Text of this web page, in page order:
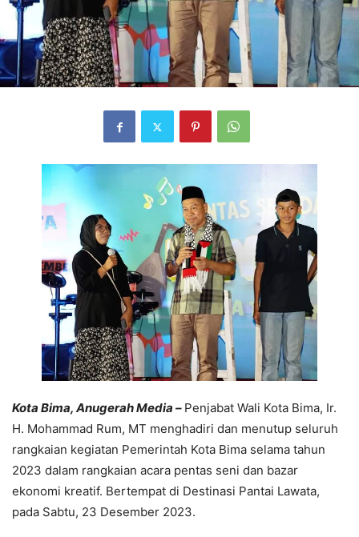
Kota Bima, Anugerah Media – Penjabat Wali Kota Bima, Ir.
H. Mohammad Rum, MT menghadiri dan menutup seluruh
rangkaian kegiatan Pemerintah Kota Bima selama tahun
2023 dalam rangkaian acara pentas seni dan bazar
ekonomi kreatif. Bertempat di Destinasi Pantai Lawata,
pada Sabtu, 23 Desember 2023.